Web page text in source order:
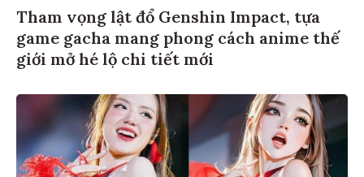
Tham vọng lật đổ Genshin Impact, tựa
game gacha mang phong cách anime thế
giới mở hé lộ chi tiết mới